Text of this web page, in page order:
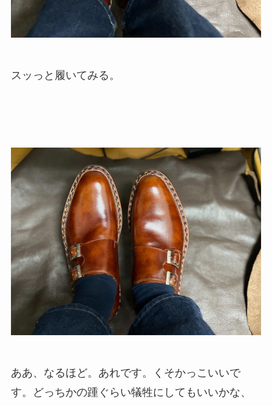
スッっと履いてみる。
ああ、なるほど。あれです。くそかっこいいで
す。どっちかの踵ぐらい犠牲にしてもいいかな、